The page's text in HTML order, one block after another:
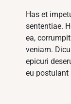
Has et
sententiae.
ea,
veniam.
epicuri
eu postulant